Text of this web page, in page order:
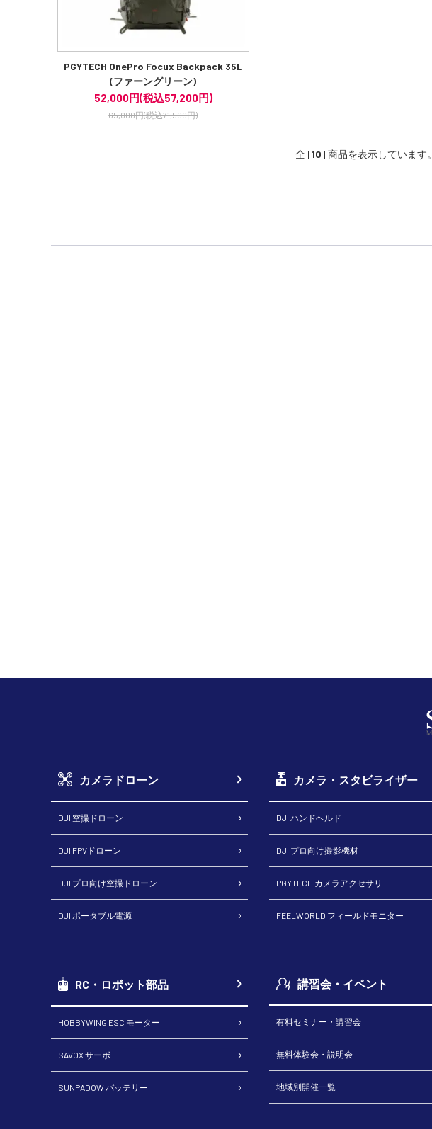
PGYTECH OnePro Focux Backpack 35L
(ファーングリーン)
52,000円(税込57,200円)
65,000円(税込71,500円)
全 [10] 商品を表示しています。
カメラドローン
DJI 空撮ドローン
DJI FPVドローン
DJI プロ向け空撮ドローン
DJI ポータブル電源
カメラ・スタビライザー
DJI ハンドヘルド
DJI プロ向け撮影機材
PGYTECH カメラアクセサリ
FEELWORLD フィールドモニター
RC・ロボット部品
HOBBYWING ESC モーター
SAVOX サーボ
SUNPADOW バッテリー
講習会・イベント
有料セミナー・講習会
無料体験会・説明会
地域別開催一覧